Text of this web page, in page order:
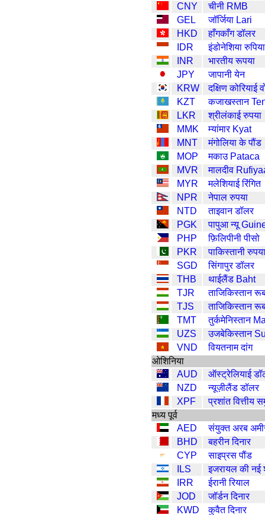
CNY
चीनी RMB
GEL
जॉर्जिया Lari
HKD
हाँगकाँग डॉलर
IDR
इंडोनेशिया रुपिया
INR
भारतीय रूपया
JPY
जापानी येन
KRW
दक्षिण कोरियाई
KZT
कजाखस्तान
LKR
श्रीलंकाई रुपया
MMK
म्यांमार Kyat
MNT
मंगोलिया के पौंड
MOP
मकाउ Pataca
MVR
मालदीव
MYR
मलेशियाई रिंगित
NPR
नेपाल रुपया
NTD
ताइवान डॉलर
PGK
पापुआ न्यू
PHP
फ़िलिपीनी पीसो
PKR
पाकिस्तानी रुपया
SGD
सिंगापुर डॉलर
THB
थाईलैंड Baht
TJR
ताजिकिस्तान
TJS
ताजिकिस्तान
TMT
तुर्कमेनिस्तान
UZS
उजबेकिस्तान
VND
वियतनाम दांग
ओशिनिया
AUD
ऑस्ट्रेलियाई
NZD
न्यूज़ीलैंड डॉलर
XPF
प्रशांत वित्तीय
मध्य पूर्व
AED
संयुक्त अरब
BHD
बहरीन दिनार
CYP
साइप्रस पौंड
ILS
इजरायल की
IRR
ईरानी रियाल
JOD
जॉर्डन दिनार
KWD
कुवैत दिनार